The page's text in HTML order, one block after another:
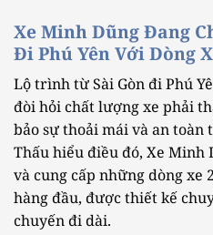
Xe Minh Dũng Đang
Đi Phú Yên Với Dòng
Lộ trình từ Sài Gòn đi Phú
đòi hỏi chất lượng xe phải
bảo sự thoải mái và an toàn
Thấu hiểu điều đó, Xe
và cung cấp những dòng xe
hàng đầu, được thiết kế
chuyến đi dài.